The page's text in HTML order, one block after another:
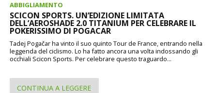
ABBIGLIAMENTO
SCICON SPORTS. UN’EDIZIONE LIMITATA
DELL’AEROSHADE 2.0 TITANIUM PER CELEBRARE IL
POKERISSIMO DI POGACAR
Tadej Pogačar ha vinto il suo quinto Tour de France, entrando nella
leggenda del ciclismo. Lo ha fatto ancora una volta indossando gli
occhiali Scicon Sports. Per celebrare questo traguardo...
CONTINUA A LEGGERE